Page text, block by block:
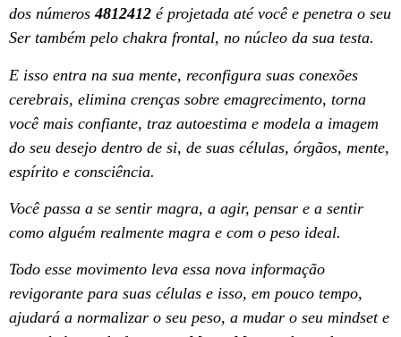
dos números4812412 é projetada até você e penetra o seu
Ser também pelo chakra frontal, no núcleo da sua testa.
E isso entra na sua mente, reconfigura suas conexões
cerebrais, elimina crenças sobre emagrecimento, torna
você mais confiante, traz autoestima e modela a imagem
do seu desejo dentro de si, de suas células, órgãos, mente,
espírito e consciência.
Você passa a se sentir magra, a agir, pensar e a sentir
como alguém realmente magra e com o peso ideal.
Todo esse movimento leva essa nova informação
revigorante para suas células e isso, em pouco tempo,
ajudará a normalizar o seu peso, a mudar o seu mindset e